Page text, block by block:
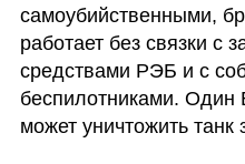
самоубийственными,
работает без связки с
средствами РЭБ и с
беспилотниками.
может уничтожить